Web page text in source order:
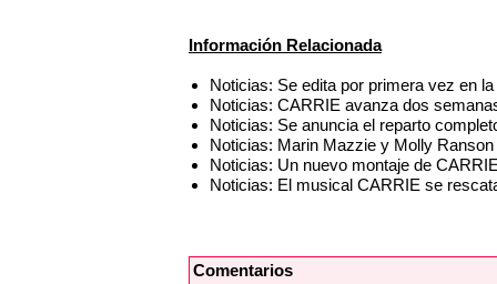
Información Relacionada
Noticias: Se edita por primera vez en
Noticias: CARRIE avanza dos
Noticias: Se anuncia el reparto
Noticias: Marin Mazzie y Molly
Noticias: Un nuevo montaje de
Noticias: El musical CARRIE se
Comentarios